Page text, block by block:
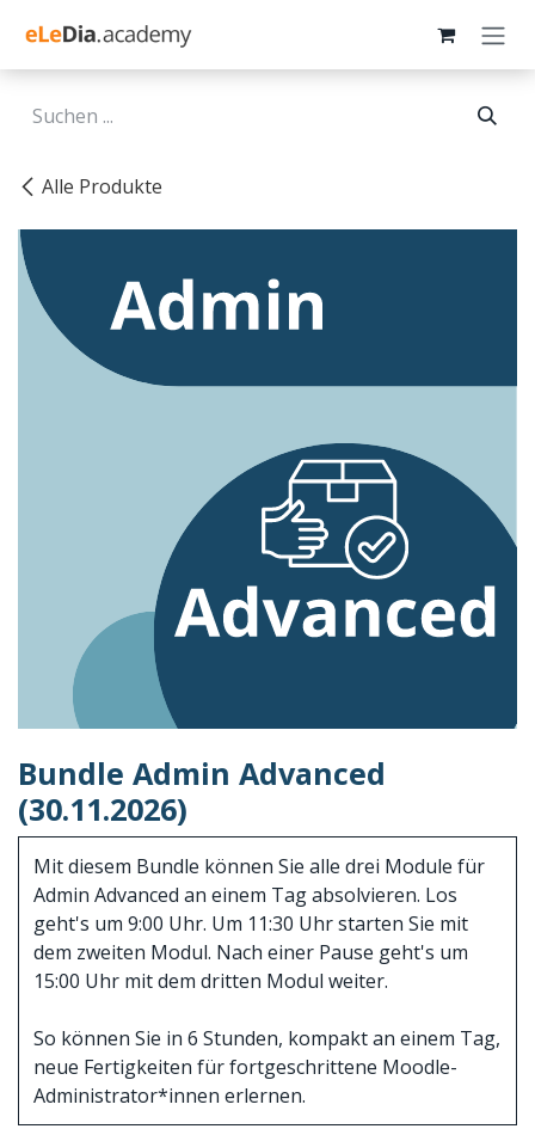
Alle Produkte
Bundle Admin Advanced
(30.11.2026)
Mit diesem Bundle können Sie alle drei Module für
Admin Advanced an einem Tag absolvieren. Los
geht's um 9:00 Uhr. Um 11:30 Uhr starten Sie mit
dem zweiten Modul. Nach einer Pause geht's um
15:00 Uhr mit dem dritten Modul weiter.
So können Sie in 6 Stunden, kompakt an einem Tag,
neue Fertigkeiten für fortgeschrittene Moodle-
Administrator*innen erlernen.